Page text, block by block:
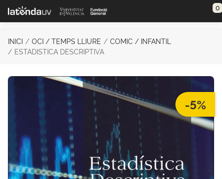
Saltar al contenido principal 0
INICI OCI / TEMPS LLIURE
COMIC / INFANTIL
ESTADISTICA DESCRIPTIVA
-5%